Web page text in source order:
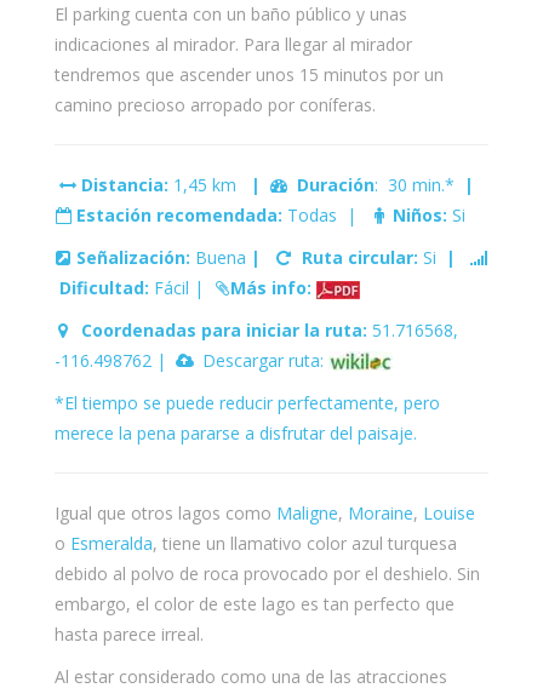
El parking cuenta con un baño público y unas
indicaciones al mirador. Para llegar al mirador
tendremos que ascender unos 15 minutos por un
camino precioso arropado por coníferas.
Distancia: 1,45 km | Duración: 30 min.*
|
Estación recomendada: Todas | Niños: Si
Señalización: Buena | Ruta circular: Si
|
Dificultad: Fácil |
Más info:
Coordenadas para iniciar la ruta: 51.716568,
-116.498762 |
Descargar ruta:
*El tiempo se puede reducir perfectamente, pero
merece la pena pararse a disfrutar del paisaje.
Igual que otros lagos como Maligne, Moraine, Louise
o Esmeralda, tiene un llamativo color azul turquesa
debido al polvo de roca provocado por el deshielo. Sin
embargo, el color de este lago es tan perfecto que
hasta parece irreal.
Al estar considerado como una de las atracciones